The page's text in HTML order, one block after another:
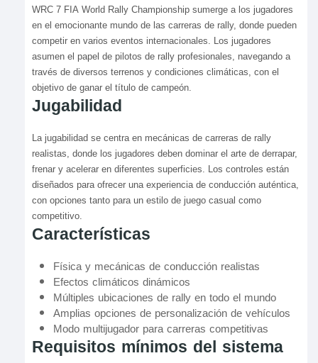
WRC 7 FIA World Rally Championship sumerge a los jugadores
en el emocionante mundo de las carreras de rally, donde pueden
competir en varios eventos internacionales. Los jugadores
asumen el papel de pilotos de rally profesionales, navegando a
través de diversos terrenos y condiciones climáticas, con el
objetivo de ganar el título de campeón.
Jugabilidad
La jugabilidad se centra en mecánicas de carreras de rally
realistas, donde los jugadores deben dominar el arte de derrapar,
frenar y acelerar en diferentes superficies. Los controles están
diseñados para ofrecer una experiencia de conducción auténtica,
con opciones tanto para un estilo de juego casual como
competitivo.
Características
Física y mecánicas de conducción realistas
Efectos climáticos dinámicos
Múltiples ubicaciones de rally en todo el mundo
Amplias opciones de personalización de vehículos
Modo multijugador para carreras competitivas
Requisitos mínimos del sistema